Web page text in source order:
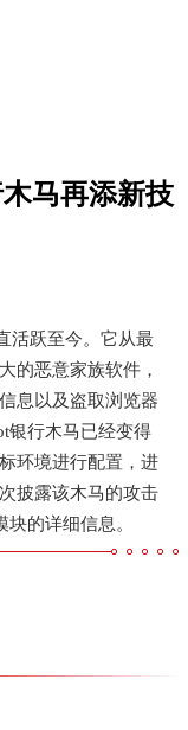
马再添新技
活跃至今。它从最
的恶意家族软件，
息以及盗取浏览器
银行木马已经变得
环境进行配置，进
披露该木马的攻击
的详细信息。